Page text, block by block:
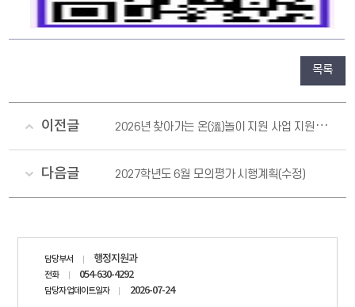
목록
이전글 2026년 찾아가는 온(溫)놀이 지원 사업 지원단 인력 모집 공고
다음글 2027학년도 6월 모의평가 시행계획(수정)
담당부서 행정지원과
전화 054-630-4292
담당자 업데이트일자 2026-07-24